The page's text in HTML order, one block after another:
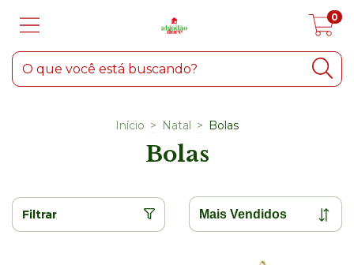
0
Início > Natal > Bolas
Bolas
Filtrar